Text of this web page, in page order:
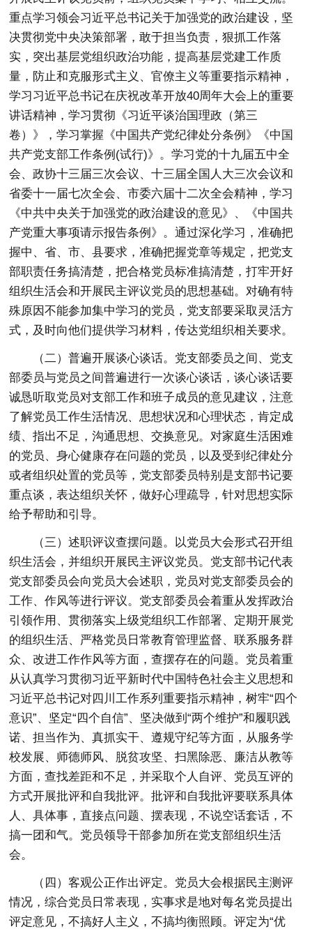
重点学习领会习近平总书记关于加强党的政治建设，坚
决贯彻党中央决策部署，敢于担当负责，狠抓工作落
实，突出基层党组织政治功能，提高基层党建工作质
量，防止和克服形式主义、官僚主义等重要指示精神，
学习习近平总书记在庆祝改革开放40周年大会上的重要
讲话精神，学习贯彻《习近平谈治国理政（第三
卷）》，学习掌握《中国共产党纪律处分条例》《中国
共产党支部工作条例(试行)》。学习党的十九届五中全
会、政协十三届三次会议、十三届全国人大三次会议和
省委十一届七次全会、市委六届十二次全会精神，学习
《中共中央关于加强党的政治建设的意见》、《中国共
产党重大事项请示报告条例》。通过深化学习，准确把
握中、省、市、县要求，准确把握党章等规定，把党支
部职责任务搞清楚，把合格党员标准搞清楚，打牢开好
组织生活会和开展民主评议党员的思想基础。对确有特
殊原因不能参加集中学习的党员，党支部要采取灵活方
式，及时向他们提供学习材料，传达党组织相关要求。
（二）普遍开展谈心谈话。 党支部委员之间、党支
部委员与党员之间普遍进行一次谈心谈话，谈心谈话要
诚恳听取党员对支部工作和班子成员的意见建议，注意
了解党员工作生活情况、思想状况和心理状态，肯定成
绩、指出不足，沟通思想、交换意见。对家庭生活困难
的党员、身心健康存在问题的党员，以及受到纪律处分
或者组织处置的党员等，党支部委员特别是支部书记要
重点谈，表达组织关怀，做好心理疏导，针对思想实际
给予帮助和引导。
（三）述职评议查摆问题。
以党员大会形式召开组
织生活会，并组织开展民主评议党员。党支部书记代表
党支部委员会向党员大会述职，党员对党支部委员会的
工作、作风等进行评议。党支部委员会着重从发挥政治
引领作用、贯彻落实上级党组织工作部署、定期开展党
的组织生活、严格党员日常教育管理监督、联系服务群
众、改进工作作风等方面，查摆存在的问题。党员着重
从认真学习贯彻习近平新时代中国特色社会主义思想和
习近平总书记对四川工作系列重要指示精神，树牢“四个
意识”、坚定“四个自信”、坚决做到“两个维护”和履职践
诺、担当作为、真抓实干、遵规守纪等方面，从服务学
校发展、师德师风、脱贫攻坚、扫黑除恶、廉洁从教等
方面，查找差距和不足，并采取个人自评、党员互评的
方式开展批评和自我批评。批评和自我批评要联系具体
人、具体事，直接点问题、摆表现，不说空话套话，不
搞一团和气。党员领导干部参加所在党支部组织生活
会。
（四）客观公正作出评定。 党员大会根据民主测评
情况，综合党员日常表现，实事求是地对每名党员提出
评定意见，不搞好人主义，不搞均衡照顾。评定为“优